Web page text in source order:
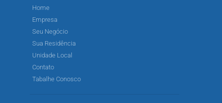
Home
Empresa
Seu Negócio
Sua Residência
Unidade Local
Contato
Tabalhe Conosco